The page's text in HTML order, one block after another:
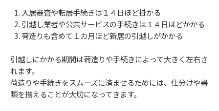
入居審査や転居手続きは１４日ほど掛かる
引越し業者や公共サービスの手続きは１４日ほどかかる
荷造りも含めて１カ月ほど新居の引越しがかかる
引越しにかかる期間は荷造りや手続きによって大きく左右さ
れます。
荷造りや手続きをスムーズに済ませるためには、仕分けや書
類を揃えることが大切になってきます。